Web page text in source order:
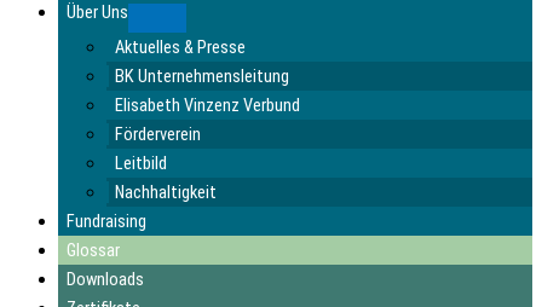
Über Uns
Aktuelles & Presse
BK Unternehmensleitung
Elisabeth Vinzenz Verbund
Förderverein
Leitbild
Nachhaltigkeit
Fundraising
Glossar
Downloads